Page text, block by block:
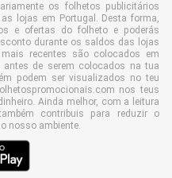
os folhetos publicitários
lojas em Portugal. Desta forma,
e ofertas do folheto e poderás
durante os saldos das lojas
recentes são colocados em
de serem colocados na tua
podem ser visualizados no teu
nos teus
Ainda melhor, com a leitura
contribuis para reduzir o
nosso ambiente.